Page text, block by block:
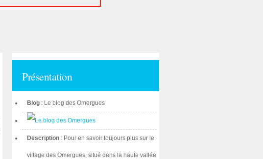
Présentation
Blog : Le blog des Omergues
Description : Pour en savoir toujours plus sur le
village des Omergues, situé dans la haute vallée